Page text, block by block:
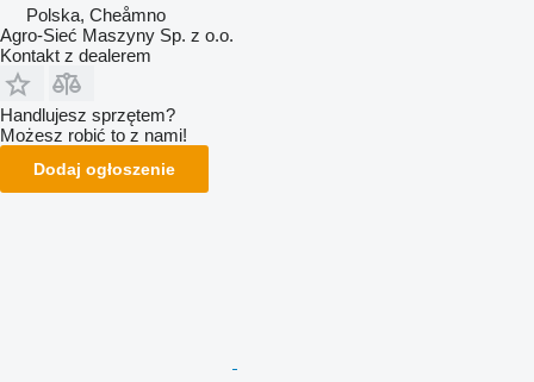
Polska, Cheåmno
Agro-Sieć Maszyny Sp. z o.o.
Kontakt z dealerem
Handlujesz sprzętem?
Możesz robić to z nami!
Dodaj ogłoszenie